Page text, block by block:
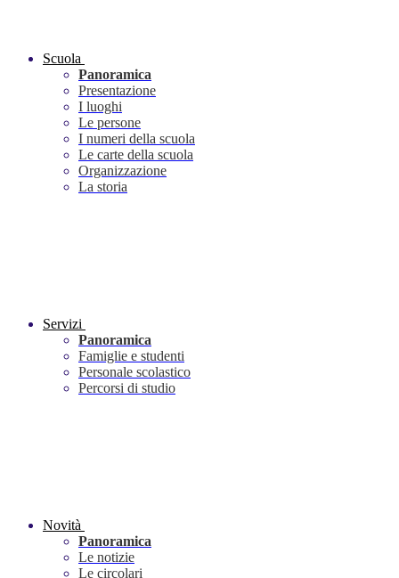
Scuola
Panoramica
Presentazione
I luoghi
Le persone
I numeri della scuola
Le carte della scuola
Organizzazione
La storia
Servizi
Panoramica
Famiglie e studenti
Personale scolastico
Percorsi di studio
Novità
Panoramica
Le notizie
Le circolari